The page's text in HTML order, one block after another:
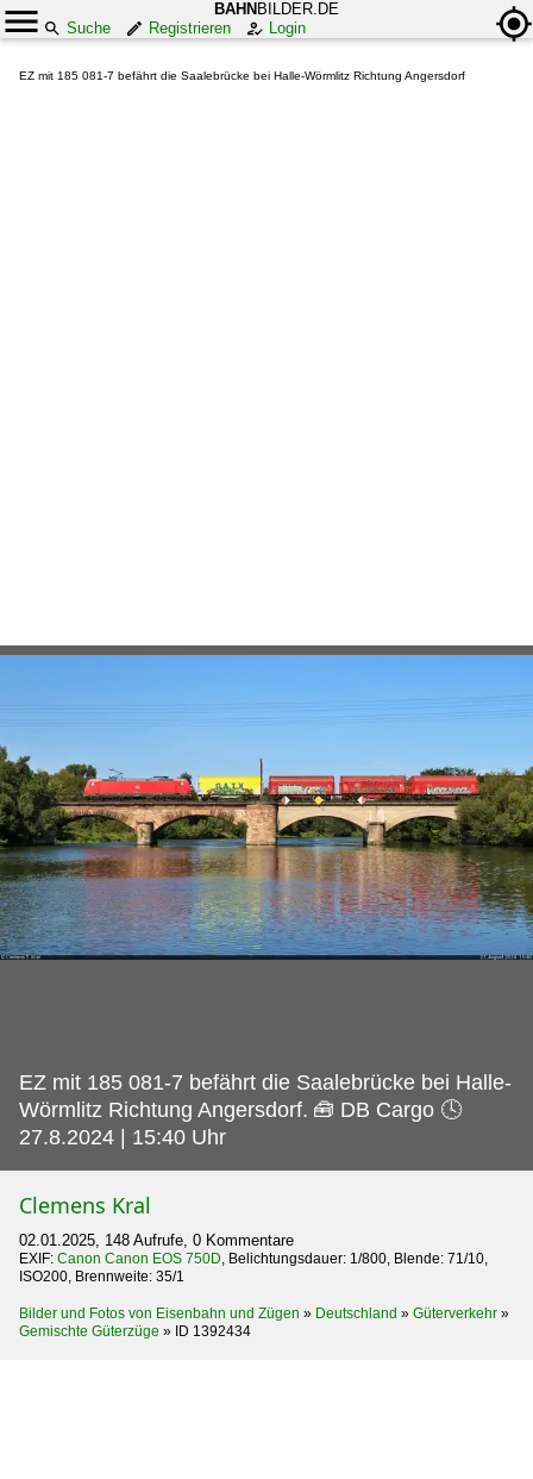
BAHN BILDER.DE
Suche
Registrieren Login
EZ mit 185 081-7 befährt die Saalebrücke bei Halle-Wörmlitz Richtung Angersdorf
EZ mit 185 081-7 befährt die Saalebrücke bei Halle-
Wörmlitz Richtung Angersdorf. 🧰 DB Cargo 🕓
27.8.2024 | 15:40 Uhr
Clemens Kral
02.01.2025, 148 Aufrufe, 0 Kommentare
EXIF: Canon Canon EOS 750D, Belichtungsdauer: 1/800, Blende: 71/10,
ISO200, Brennweite: 35/1
Bilder und Fotos von Eisenbahn und Zügen » Deutschland » Güterverkehr »
Gemischte Güterzüge » ID 1392434